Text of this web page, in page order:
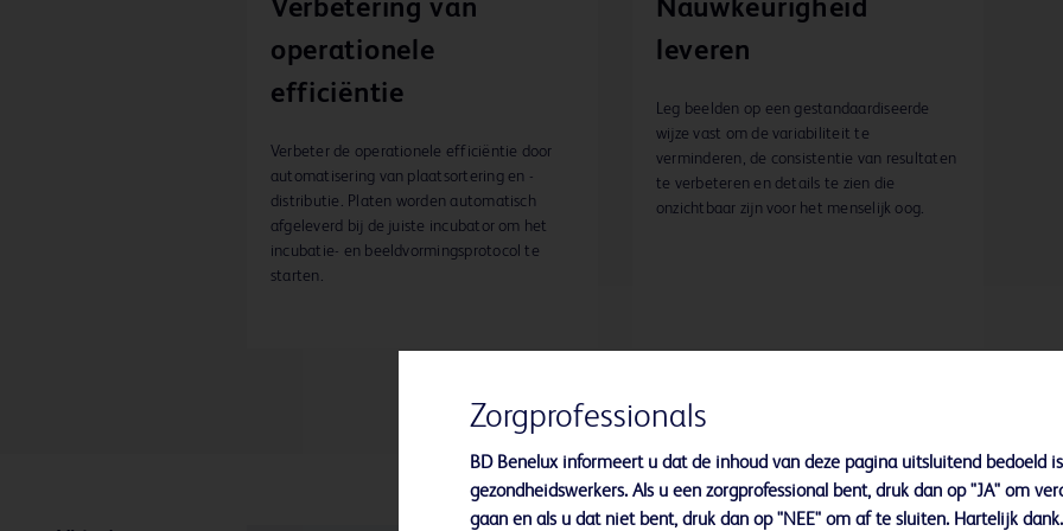
Verbetering van
operationele
efficiëntie
Verbeter de operationele efficiëntie door
automatisering van plaatsortering en -
distributie. Platen worden automatisch
afgeleverd bij de juiste incubator om het
incubatie- en beeldvormingsprotocol te
starten.
Nauwkeurigheid
leveren
Leg beelden op een gestandaardiseerde
wijze vast om de variabiliteit te
verminderen, de consistentie van resultaten
te verbeteren en details te zien die
onzichtbaar zijn voor het menselijk oog.
Zorgprofessionals
BD Benelux informeert u dat de inhoud van deze pagina uitsluitend bedoeld
gezondheidswerkers. Als u een zorgprofessional bent, druk dan op "JA" om
gaan en als u dat niet bent, druk dan op "NEE" om af te sluiten. Hartelijk dank.